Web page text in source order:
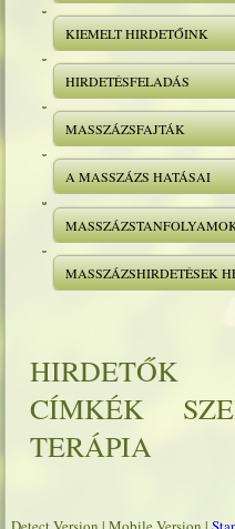
KIEMELT HIRDETŐINK
HIRDETÉSFELADÁS
MASSZÁZSFAJTÁK
A MASSZÁZS HATÁSAI
MASSZÁZSHIRDETÉSEK
HIRDETŐK
CÍMKÉK
TERÁPIA